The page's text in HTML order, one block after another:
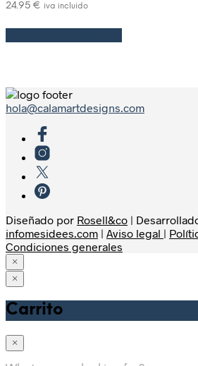
24.95 € iva incluido
hola@calamartdesigns.com
Diseñado por Rosell&co |
infomesidees.com | Aviso legal |
Condiciones generales
×
×
Home
Shop
Hombre
Carrito
×